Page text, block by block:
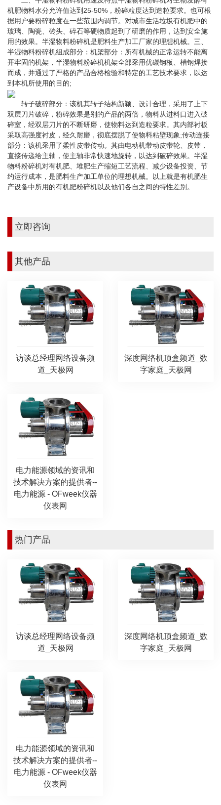
机肥物料水分允许值达到25-50%，粉碎粒度达到造粒要求。也可根
据用户要粉碎粒度在一些范围内调节。对城市生活垃圾有机肥中的
玻璃、陶瓷、砖头、碎石等硬物质起到了研磨的作用，达到安全施
用的效果。半湿物料粉碎机是肥料生产加工厂家的理想机械。三、
半湿物料粉碎机组成部分：机架部分：所有机械的正常运转不能离
开牢固的机架，半湿物料粉碎机机架全部采用优碳钢板、槽钢焊接
而成，并通过了严格的产品合格检验和特定的工艺技术要求，以达
到本机所使用的目的;
转子破碎部分：该机其转子结构新颖、设计合理，采用了上下
双层刀片破碎，粉碎效果是别的产品的两倍，物料从进料口进入破
碎室，经双层刀片的不断研磨，使物料达到造粒要求。其内部衬板
采取高强度衬皮，经久耐磨，彻底摆脱了使物料粘壁现象;传动连接
部分：该机采用了柔性皮带传动。其由电动机带动皮带轮、皮带，
直接传递给主轴，使主轴非常快速地旋转，以达到破碎效果。半湿
物料粉碎机对有机肥、堆肥生产缩短工艺流程、减少设备投资、节
约运行成本，是肥料生产加工单位的理想机械。以上就是有机肥生
产设备中所用的有机肥粉碎机以及他们各自之间的特性差别。
立即咨询
其他产品
访谈总经理网络设备频
道_天极网
深度网络机顶盒频道_数
字家庭_天极网
电力能源领域的资讯和
技术解决方案的提供者--
电力能源 - OFweek仪器
仪表网
热门产品
访谈总经理网络设备频
道_天极网
深度网络机顶盒频道_数
字家庭_天极网
电力能源领域的资讯和
技术解决方案的提供者--
电力能源 - OFweek仪器
仪表网